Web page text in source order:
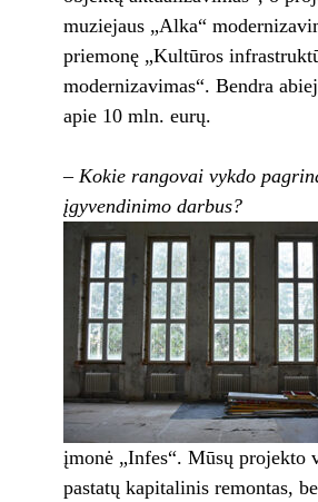
muziejaus „Alka“
priemonę „Kultūros
modernizavimas“. Bendra
apie 10 mln. eurų.
– Kokie rangovai vykdo
įgyvendinimo darbus?
įmonė „Infes“. Mūsų projekto
pastatų kapitalinis remontas,